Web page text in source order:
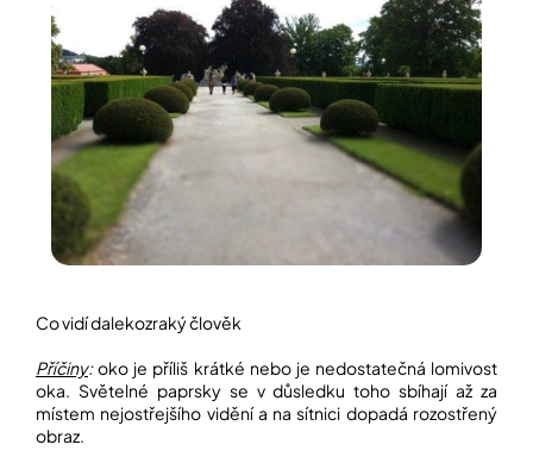
Co vidí dalekozraký člověk
Příčiny:oko je příliš krátké nebo je nedostatečná lomivost
oka. Světelné paprsky se v důsledku toho sbíhají až za
místem nejostřejšího vidění a na sítnici dopadá rozostřený
obraz.